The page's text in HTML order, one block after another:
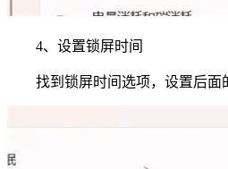
4、设置锁屏时间
找到锁屏时间选项，设置后面